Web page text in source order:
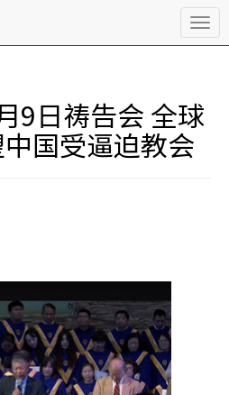
T
o
e
9日祷告会 全球
国受逼迫教会